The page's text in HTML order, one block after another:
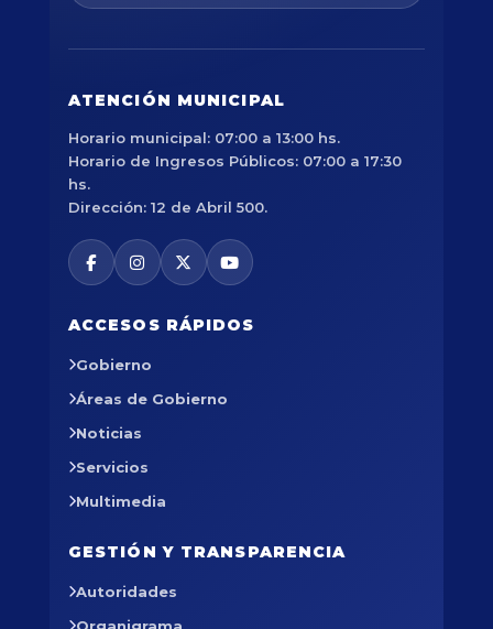
ATENCIÓN MUNICIPAL
Horario municipal: 07:00 a 13:00 hs.
Horario de Ingresos Públicos: 07:00 a 17:30
hs.
Dirección: 12 de Abril 500.
ACCESOS RÁPIDOS
Gobierno
Áreas de Gobierno
Noticias
Servicios
Multimedia
GESTIÓN Y TRANSPARENCIA
Autoridades